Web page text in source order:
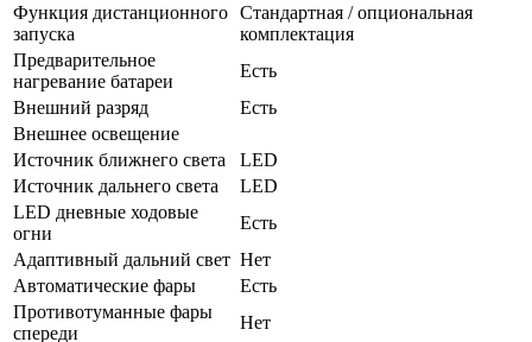
Функция дистанционного
запуска
Стандартная / опциональная
комплектация
Предварительное
нагревание батареи
Есть
Внешний разряд
Есть
Внешнее освещение
Источник ближнего света
LED
Источник дальнего света
LED
LED дневные ходовые
огни
Есть
Адаптивный дальний свет Нет
Автоматические фары
Есть
Противотуманные фары
спереди
Нет